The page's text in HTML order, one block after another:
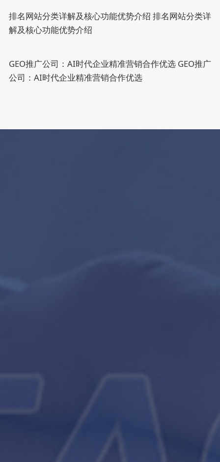
排名网站分类详解及核心功能优势介绍 排名网站分类详
解及核心功能优势介绍
GEO推广公司：AI时代企业精准营销合作优选 GEO推广
公司：AI时代企业精准营销合作优选